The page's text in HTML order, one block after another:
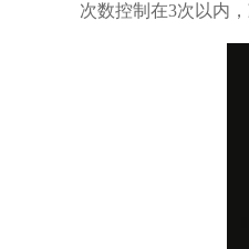
次数控制在3次以内